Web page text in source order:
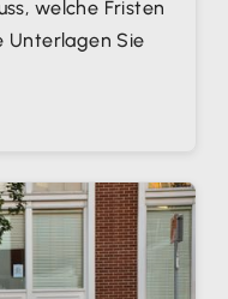
welche Fristen
Unterlagen Sie